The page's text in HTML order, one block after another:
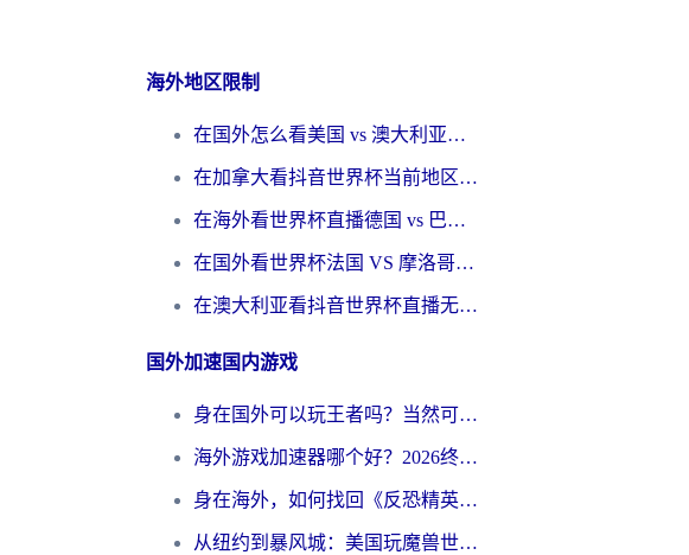
海外地区限制
在国外怎么看美国 vs 澳大利亚世界杯直播？海外党必藏的中文解说观赛指南
在加拿大看抖音世界杯当前地区不可播放？海外党体育观赛终极指南
在海外看世界杯直播德国 vs 巴拉圭当前IP受限制？这篇指南帮你轻松解决地区限制
在国外看世界杯法国 VS 摩洛哥仅限中国大陆？别让地域限制拦下你的欢呼
在澳大利亚看抖音世界杯直播无法播放？海外党体育观赛终极指南来了！
国外加速国内游戏
身在国外可以玩王者吗？当然可以，但你需要这份“加速”指南
海外游戏加速器哪个好？2026终极指南帮你畅玩国服+解决卡顿难题
身在海外，如何找回《反恐精英：全球攻势》国服的丝滑手感？一份给你的终极指南
从纽约到暴风城：美国玩魔兽世界，如何找到你的最佳网络航线